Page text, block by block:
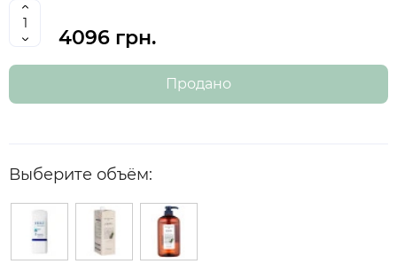
4096 грн.
Продано
Выберите объём: